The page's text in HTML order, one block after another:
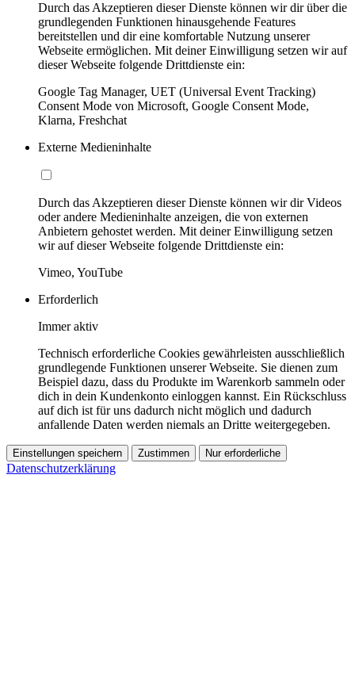
Durch das Akzeptieren dieser Dienste können wir dir über die
grundlegenden Funktionen hinausgehende Features
bereitstellen und dir eine komfortable Nutzung unserer
Webseite ermöglichen. Mit deiner Einwilligung setzen wir auf
dieser Webseite folgende Drittdienste ein:
Google Tag Manager, UET (Universal Event Tracking)
Consent Mode von Microsoft, Google Consent Mode,
Klarna, Freshchat
Externe Medieninhalte
Durch das Akzeptieren dieser Dienste können wir dir Videos
oder andere Medieninhalte anzeigen, die von externen
Anbietern gehostet werden. Mit deiner Einwilligung setzen
wir auf dieser Webseite folgende Drittdienste ein:
Vimeo, YouTube
Erforderlich
Immer aktiv
Technisch erforderliche Cookies gewährleisten ausschließlich
grundlegende Funktionen unserer Webseite. Sie dienen zum
Beispiel dazu, dass du Produkte im Warenkorb sammeln oder
dich in dein Kundenkonto einloggen kannst. Ein Rückschluss
auf dich ist für uns dadurch nicht möglich und dadurch
anfallende Daten werden niemals an Dritte weitergegeben.
Einstellungen speichern Zustimmen Nur erforderliche
Datenschutzerklärung